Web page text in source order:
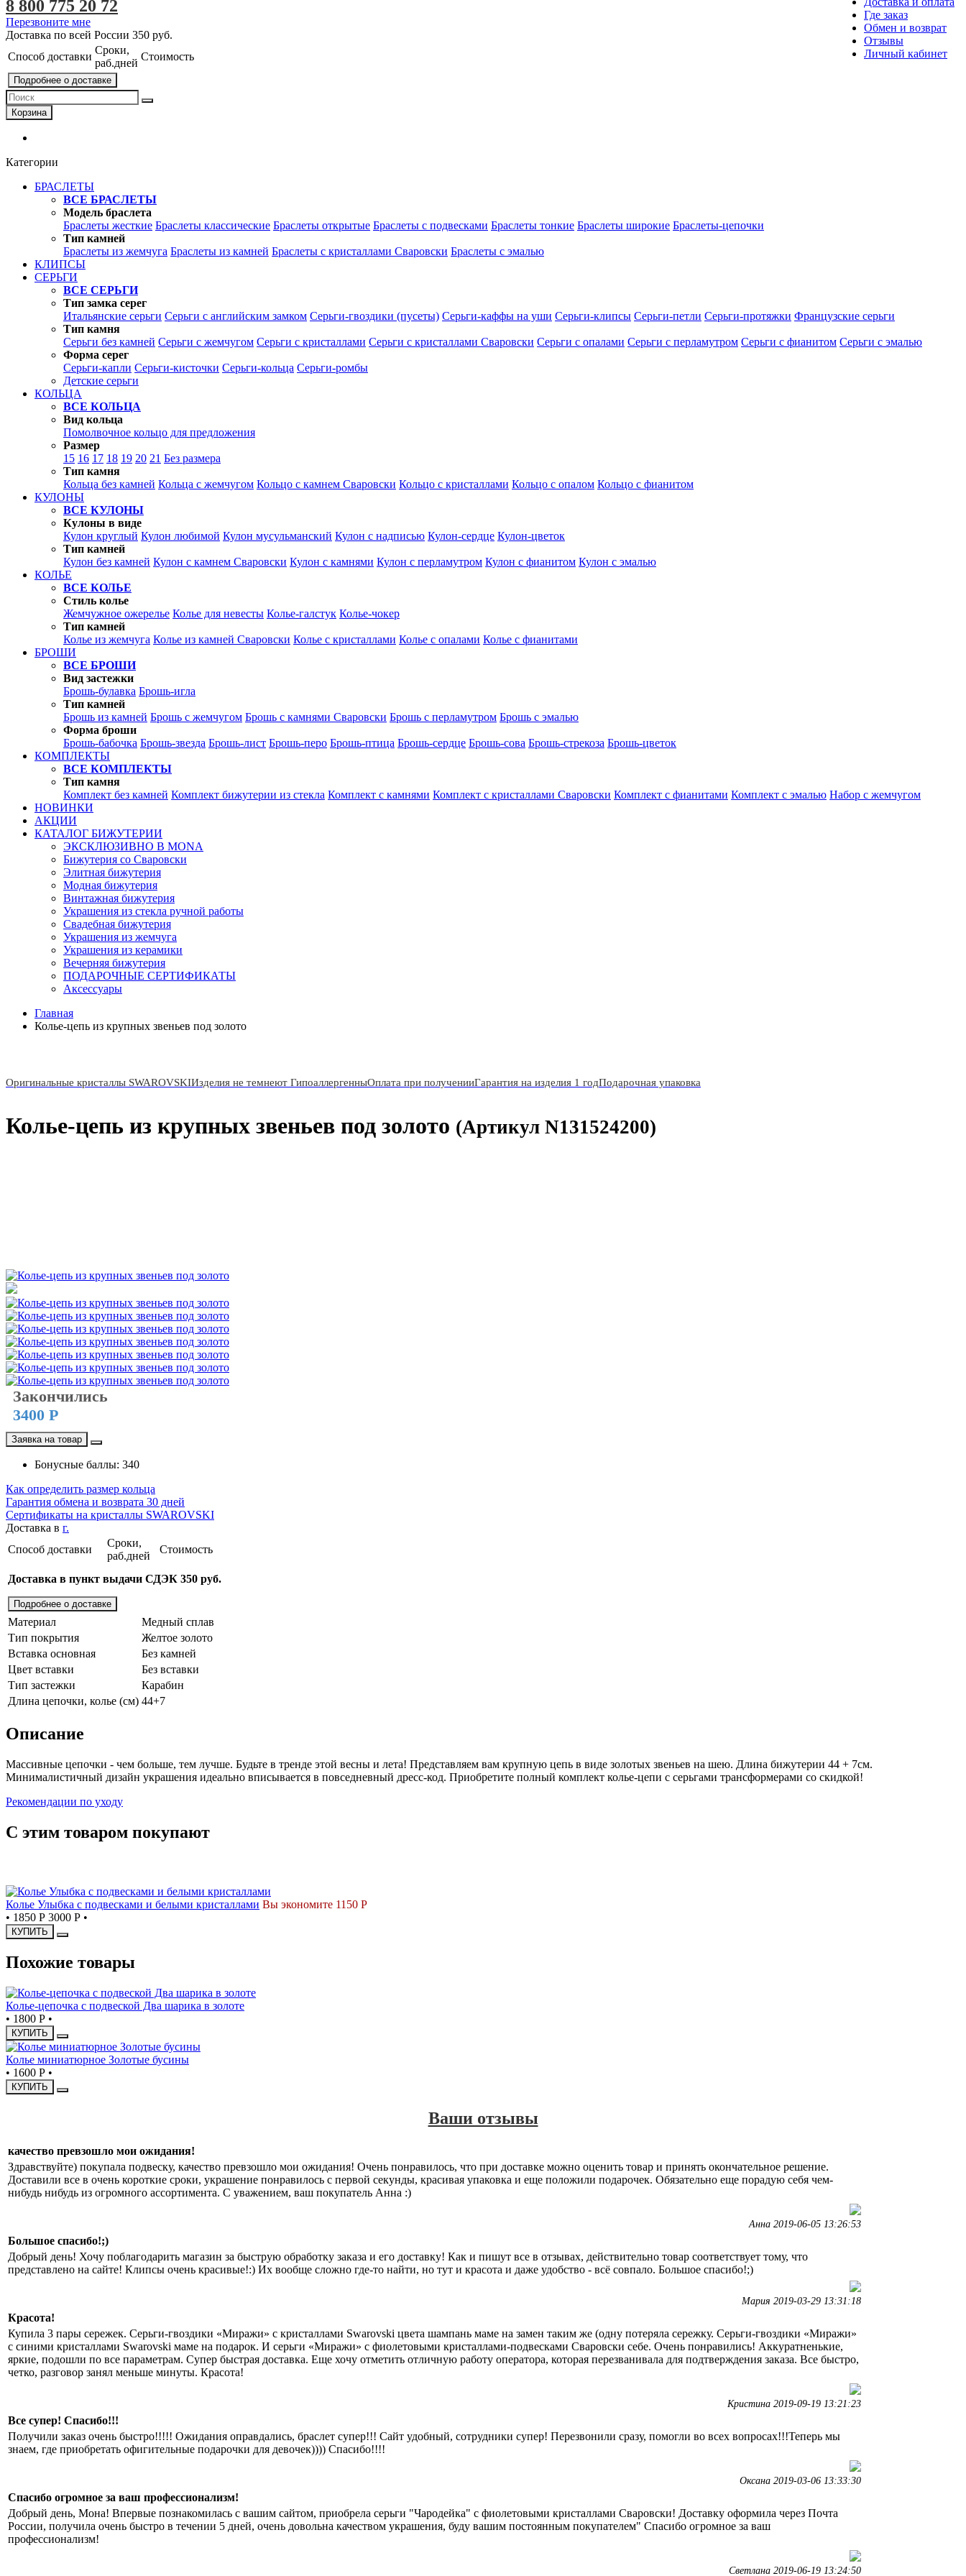
Где заказ
Обмен и возврат
Отзывы
Личный кабинет
8 800 775 20 72
Перезвоните мне
Доставка по всей России 350 руб.
Способ доставки
Сроки,
раб.дней
Стоимость
Подробнее о доставке
Корзина
Категории
БРАСЛЕТЫ
ВСЕ БРАСЛЕТЫ
Модель браслета
Браслеты жесткие Браслеты классические Браслеты открытые Браслеты с подвесками Браслеты тонкие Браслеты широкие Браслеты-цепочки
Тип камней
Браслеты из жемчуга Браслеты из камней Браслеты с кристаллами Сваровски Браслеты с эмалью
КЛИПСЫ
СЕРЬГИ
ВСЕ СЕРЬГИ
Тип замка серег
Итальянские серьги Серьги с английским замком Серьги-гвоздики (пусеты) Серьги-каффы на уши Серьги-клипсы Серьги-петли Серьги-протяжки Французские серьги
Тип камня
Серьги без камней Серьги с жемчугом Серьги с кристаллами Серьги с кристаллами Сваровски Серьги с опалами Серьги с перламутром Серьги с фианитом Серьги с эмалью
Форма серег
Серьги-капли Серьги-кисточки Серьги-кольца Серьги-ромбы
Детские серьги
КОЛЬЦА
ВСЕ КОЛЬЦА
Вид кольца
Помолвочное кольцо для предложения
Размер
15 16 17 18 19 20 21 Без размера
Тип камня
Кольца без камней Кольца с жемчугом Кольцо с камнем Сваровски Кольцо с кристаллами Кольцо с опалом Кольцо с фианитом
КУЛОНЫ
ВСЕ КУЛОНЫ
Кулоны в виде
Кулон круглый Кулон любимой Кулон мусульманский Кулон с надписью Кулон-сердце Кулон-цветок
Тип камней
Кулон без камней Кулон с камнем Сваровски Кулон с камнями Кулон с перламутром Кулон с фианитом Кулон с эмалью
КОЛЬЕ
ВСЕ КОЛЬЕ
Стиль колье
Жемчужное ожерелье Колье для невесты Колье-галстук Колье-чокер
Тип камней
Колье из жемчуга Колье из камней Сваровски Колье с кристаллами Колье с опалами Колье с фианитами
БРОШИ
ВСЕ БРОШИ
Вид застежки
Брошь-булавка Брошь-игла
Тип камней
Брошь из камней Брошь с жемчугом Брошь с камнями Сваровски Брошь с перламутром Брошь с эмалью
Форма броши
Брошь-бабочка Брошь-звезда Брошь-лист Брошь-перо Брошь-птица Брошь-сердце Брошь-сова Брошь-стрекоза Брошь-цветок
КОМПЛЕКТЫ
ВСЕ КОМПЛЕКТЫ
Тип камня
Комплект без камней Комплект бижутерии из стекла Комплект с камнями Комплект с кристаллами Сваровски Комплект с фианитами Комплект с эмалью Набор с жемчугом
НОВИНКИ
АКЦИИ
КАТАЛОГ БИЖУТЕРИИ
ЭКСКЛЮЗИВНО В MONA
Бижутерия со Сваровски
Элитная бижутерия
Модная бижутерия
Винтажная бижутерия
Украшения из стекла ручной работы
Свадебная бижутерия
Украшения из жемчуга
Украшения из керамики
Вечерняя бижутерия
ПОДАРОЧНЫЕ СЕРТИФИКАТЫ
Аксессуары
Главная
Колье-цепь из крупных звеньев под золото
Оригинальные кристаллы SWAROVSKIИзделия не темнеют ГипоаллергенныОплата при полученииГарантия на изделия 1 годПодарочная упаковка
Колье-цепь из крупных звеньев под золото (Артикул N131524200)
Закончились
3400 Р
Заявка на товар
Бонусные баллы: 340
Как определить размер кольца
Гарантия обмена и возврата 30 дней
Сертификаты на кристаллы SWAROVSKI
Доставка в г.
Способ доставки
Сроки,
раб.дней
Стоимость
Доставка в пункт выдачи СДЭК 350 руб.
Подробнее о доставке
Материал
Медный сплав
Тип покрытия
Желтое золото
Вставка основная
Без камней
Цвет вставки
Без вставки
Тип застежки
Карабин
Длина цепочки, колье (см) 44+7
Описание
Массивные цепочки - чем больше, тем лучше. Будьте в тренде этой весны и лета! Представляем вам крупную цепь в виде золотых звеньев на шею. Длина бижутерии 44 + 7см.
Минималистичный дизайн украшения идеально вписывается в повседневный дресс-код. Приобретите полный комплект колье-цепи с серьгами трансформерами со скидкой!
Рекомендации по уходу
С этим товаром покупают
Колье Улыбка с подвесками и белыми кристаллами Вы экономите 1150 Р
• 1850 Р 3000 Р •
КУПИТЬ
Похожие товары
Колье-цепочка с подвеской Два шарика в золоте
• 1800 Р •
КУПИТЬ
Колье миниатюрное Золотые бусины
• 1600 Р •
КУПИТЬ
Ваши отзывы
качество превзошло мои ожидания!
Здравствуйте) покупала подвеску, качество превзошло мои ожидания! Очень понравилось, что при доставке можно оценить товар и принять окончательное решение.
Доставили все в очень короткие сроки, украшение понравилось с первой секунды, красивая упаковка и еще положили подарочек. Обязательно еще порадую себя чем-
нибудь нибудь из огромного ассортимента. С уважением, ваш покупатель Анна :)
Анна 2019-06-05 13:26:53
Большое спасибо!;)
Добрый день! Хочу поблагодарить магазин за быструю обработку заказа и его доставку! Как и пишут все в отзывах, действительно товар соответствует тому, что
представлено на сайте! Клипсы очень красивые!:) Их вообще сложно где-то найти, но тут и красота и даже удобство - всё совпало. Большое спасибо!;)
Мария 2019-03-29 13:31:18
Красота!
Купила 3 пары сережек. Серьги-гвоздики «Миражи» с кристаллами Swarovski цвета шампань маме на замен таким же (одну потеряла сережку. Серьги-гвоздики «Миражи»
с синими кристаллами Swarovski маме на подарок. И серьги «Миражи» с фиолетовыми кристаллами-подвесками Сваровски себе. Очень понравились! Аккуратненькие,
яркие, подошли по все параметрам. Супер быстрая доставка. Еще хочу отметить отличную работу оператора, которая перезванивала для подтверждения заказа. Все быстро,
четко, разговор занял меньше минуты. Красота!
Кристина 2019-09-19 13:21:23
Все супер! Спасибо!!!
Получили заказ очень быстро!!!!! Ожидания оправдались, браслет супер!!! Сайт удобный, сотрудники супер! Перезвонили сразу, помогли во всех вопросах!!!Теперь мы
знаем, где приобретать офигительные подарочки для девочек)))) Спасибо!!!!
Оксана 2019-03-06 13:33:30
Спасибо огромное за ваш профессионализм!
Добрый день, Мона! Впервые познакомилась с вашим сайтом, приобрела серьги "Чародейка" с фиолетовыми кристаллами Сваровски! Доставку оформила через Почта
России, получила очень быстро в течении 5 дней, очень довольна качеством украшения, буду вашим постоянным покупателем" Спасибо огромное за ваш
профессионализм!
Светлана 2019-06-19 13:24:50